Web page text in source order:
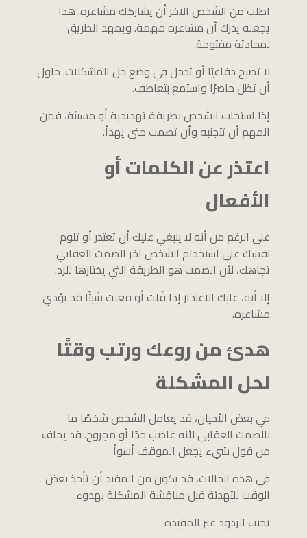
اطلب من الشخص الآخر أن يشاركك مشاعره. هذا
يجعله يدرك أن مشاعره مهمة. ويمهد الطريق
لمحادثة مفتوحة.
لا تصبح دفاعيًا أو تدخل في وضع حل المشكلات. حاول
أن تظل حاضرًا واستمع بتعاطف.
إذا استجاب الشخص بطريقة تهديدية أو مسيئة، فمن
المهم أن تتجنبه وأن تصمت حتى يهدأ.
اعتذر عن الكلمات أو
الأفعال
على الرغم من أنه لا ينبغي عليك أن تعتذر أو تلوم
نفسك على استخدام الشخص آخر الصمت العقابي
تجاهك، لأن الصمت هو الطريقة التي يختارها للرد.
إلا أنه، عليك الاعتذار إذا قُلت أو فعلت شيئًا قد يؤذي
مشاعره.
هدئ من روعك ورتب وقتًا
لحل المشكلة
في بعض الأحيان، قد يعامل الشخص شخصًا ما
بالصمت العقابي لأنه غاضب جدًا أو مجروح. قد يخاف
من قول شيء يجعل الموقف أسوأ.
في هذه الحالات، قد يكون من المفيد أن تأخذ بعض
الوقت للتهدئة قبل مناقشة المشكلة بهدوء.
تجنب الردود غير المفيدة